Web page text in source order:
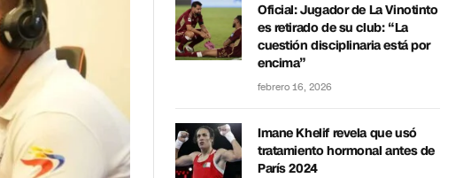
Oficial: Jugador de La Vinotinto
es retirado de su club: “La
cuestión disciplinaria está por
encima”
febrero 16, 2026
Imane Khelif revela que usó
tratamiento hormonal antes de
París 2024